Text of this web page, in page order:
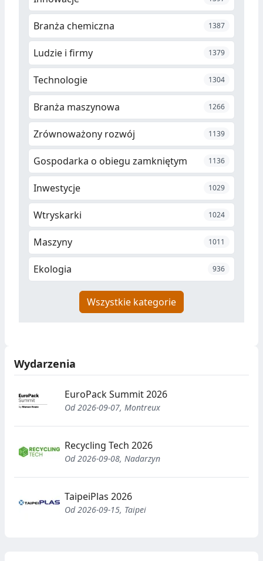
Branża chemiczna 1387
Ludzie i firmy 1379
Technologie 1304
Branża maszynowa 1266
Zrównoważony rozwój 1139
Gospodarka o obiegu zamkniętym 1136
Inwestycje 1029
Wtryskarki 1024
Maszyny 1011
Ekologia 936
Wszystkie kategorie
Wydarzenia
EuroPack Summit 2026
Od 2026-09-07, Montreux
Recycling Tech 2026
Od 2026-09-08, Nadarzyn
TaipeiPlas 2026
Od 2026-09-15, Taipei